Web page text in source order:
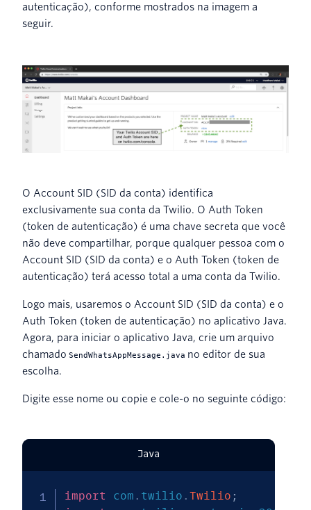
autenticação), conforme mostrados na imagem a
seguir.
O Account SID (SID da conta) identifica
exclusivamente sua conta da Twilio. O Auth Token
(token de autenticação) é uma chave secreta que você
não deve compartilhar, porque qualquer pessoa com o
Account SID (SID da conta) e o Auth Token (token de
autenticação) terá acesso total a uma conta da Twilio.
Logo mais, usaremos o Account SID (SID da conta) e o
Auth Token (token de autenticação) no aplicativo Java.
Agora, para iniciar o aplicativo Java, crie um arquivo
chamado SendWhatsAppMessage.java no editor de sua
escolha.
Digite esse nome ou copie e cole-o no seguinte código:
Java
import com . twilio . Twilio ;